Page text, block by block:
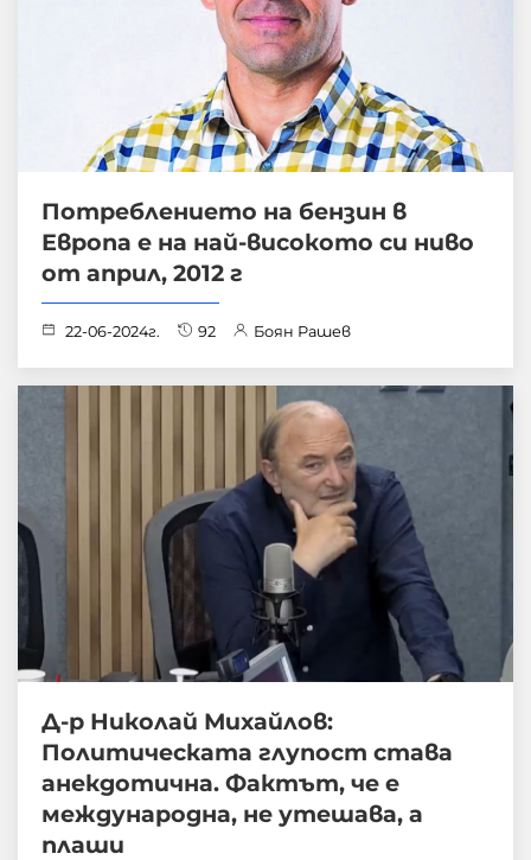
Потреблението на бензин в
Европа е на най-високото си ниво
от април, 2012 г
22-06-2024г. 92 Боян Рашев
Д-р Николай Михайлов:
Политическата глупост става
анекдотична. Фактът, че е
международна, не утешава, а
плаши